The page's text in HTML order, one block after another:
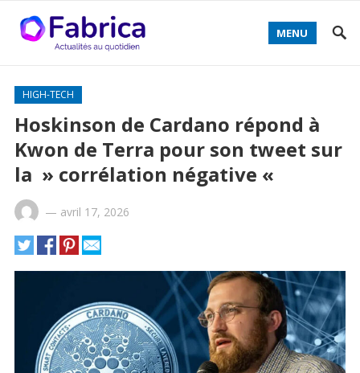
MENU
HIGH-TECH
Hoskinson de Cardano répond à
Kwon de Terra pour son tweet sur
la » corrélation négative «
— avril 17, 2026